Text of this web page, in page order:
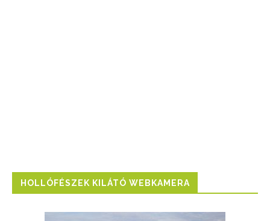
HOLLÓFÉSZEK KILÁTÓ WEBKAMERA